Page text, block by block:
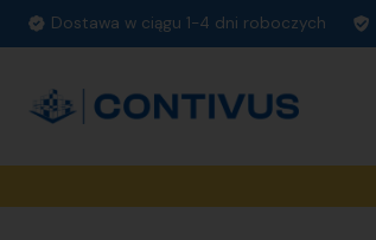
Dostawa w ciągu 1-4 dni roboczych